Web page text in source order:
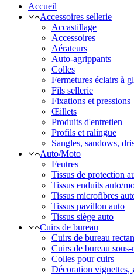
Accueil
Accessoires sellerie
Accastillage
Accessoires
Aérateurs
Auto-agrippants
Colles
Fermetures éclairs à
Fils sellerie
Fixations et pressions
Œillets
Produits d'entretien
Profils et ralingue
Sangles, sandows,
Auto/Moto
Feutres
Tissus de protection
Tissus enduits auto/
Tissus microfibres
Tissus pavillon auto
Tissus siège auto
Cuirs de bureau
Cuirs de bureau
Cuirs de bureau
Colles pour cuirs
Décoration vignettes,